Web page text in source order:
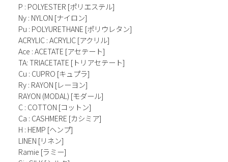
P : POLYESTER [ポリエステル]
Ny : NYLON [ナイロン]
Pu : POLYURETHANE [ポリウレタン]
ACRYLIC : ACRYLIC [アクリル]
Ace : ACETATE [アセテート]
TA: TRIACETATE [トリアセテート]
Cu : CUPRO [キュプラ]
Ry : RAYON [レーヨン]
RAYON (MODAL) [モダール]
C : COTTON [コットン]
Ca : CASHMERE [カシミア]
H : HEMP [ヘンプ]
LINEN [リネン]
Ramie [ラミー]